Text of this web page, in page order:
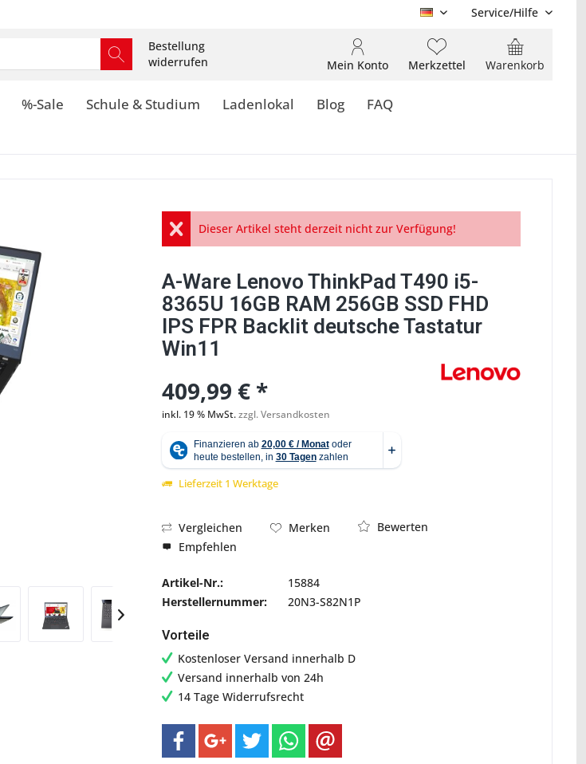
DE Service/Hilfe
Bestellung
widerrufen
Warenkorb
Merkzettel
Mein Konto
%-Sale Schule & Studium Ladenlokal Blog FAQ
Abbildung ähnlich
Dieser Artikel steht derzeit nicht zur Verfügung!
A-Ware Lenovo ThinkPad T490 i5-
8365U 16GB RAM 256GB SSD FHD
IPS FPR Backlit deutsche Tastatur
Win11
409,99 € *
inkl. 19 % MwSt.zzgl. Versandkosten
Lieferzeit 1 Werktage
Vergleichen Merken
Bewerten
Empfehlen
Artikel-Nr.:
15884
Herstellernummer:
20N3-S82N1P
Vorteile
Kostenloser Versand innerhalb D
Versand innerhalb von 24h
14 Tage Widerrufsrecht